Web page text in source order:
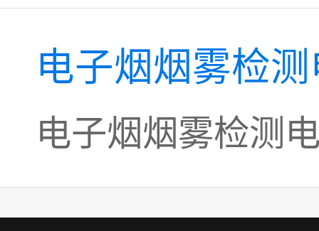
电子烟烟雾检
电子烟烟雾检测